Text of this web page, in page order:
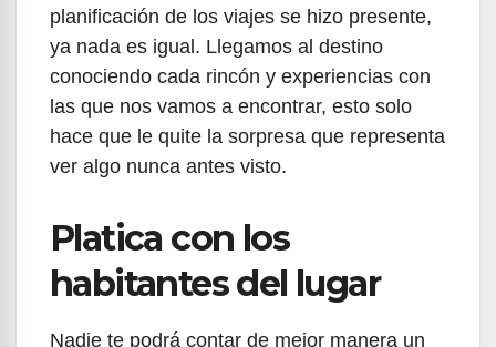
planificación de los viajes se hizo presente,
ya nada es igual. Llegamos al destino
conociendo cada rincón y experiencias con
las que nos vamos a encontrar, esto solo
hace que le quite la sorpresa que representa
ver algo nunca antes visto.
Platica con los
habitantes del lugar
Nadie te podrá contar de mejor manera un